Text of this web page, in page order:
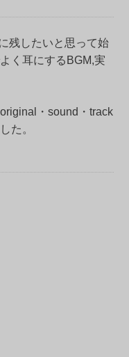
残したいと思って始
く耳にするBGM,実
・sound・track
た。